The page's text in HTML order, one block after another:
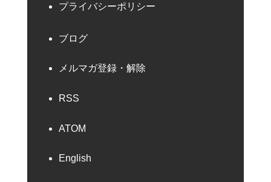
プライバシーポリシー
ブログ
メルマガ登録・解除
RSS
ATOM
English